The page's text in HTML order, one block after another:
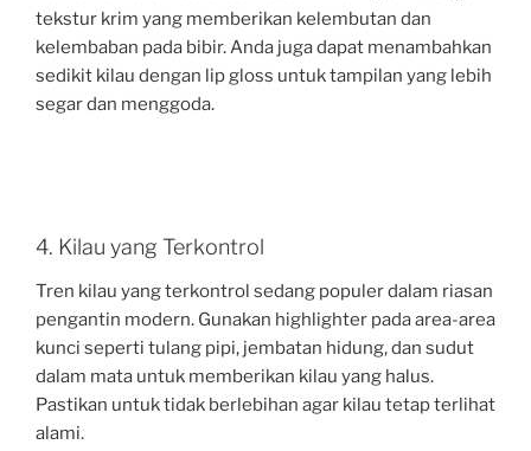
tekstur krim yang memberikan kelembutan dan
kelembaban pada bibir. Anda juga dapat menambahkan
sedikit kilau dengan lip gloss untuk tampilan yang lebih
segar dan menggoda.
4. Kilau yang Terkontrol
Tren kilau yang terkontrol sedang populer dalam riasan
pengantin modern. Gunakan highlighter pada area-area
kunci seperti tulang pipi, jembatan hidung, dan sudut
dalam mata untuk memberikan kilau yang halus.
Pastikan untuk tidak berlebihan agar kilau tetap terlihat
alami.